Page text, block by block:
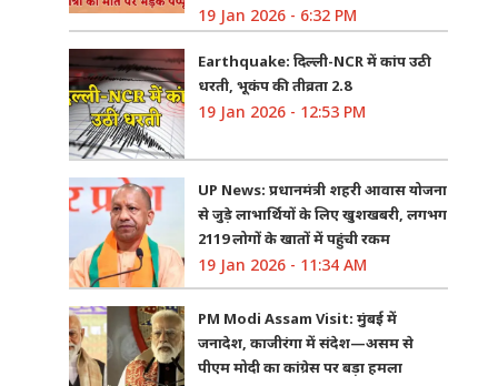
19 Jan 2026 - 6:32 PM
Earthquake: दिल्ली-NCR में कांप उठी
धरती, भूकंप की तीव्रता 2.8
19 Jan 2026 - 12:53 PM
UP News: प्रधानमंत्री शहरी आवास योजना
से जुड़े लाभार्थियों के लिए खुशखबरी, लगभग
2119 लोगों के खातों में पहुंची रकम
19 Jan 2026 - 11:34 AM
PM Modi Assam Visit: मुंबई में
जनादेश, काजीरंगा में संदेश—असम से
पीएम मोदी का कांग्रेस पर बड़ा हमला